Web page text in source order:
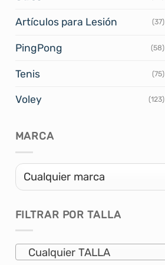
Artículos para Lesión (37)
PingPong (58)
Tenis (75)
Voley (123)
MARCA
FILTRAR POR TALLA
Cualquier TALLA